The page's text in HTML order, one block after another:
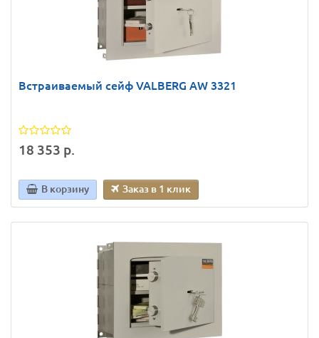
Встраиваемый сейф VALBERG AW 3321
18 353 р.
В корзину Заказ в 1 клик